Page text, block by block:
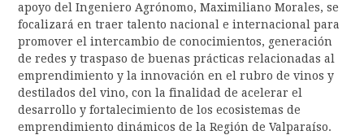
apoyo del Ingeniero Agrónomo, Maximiliano Morales, se
focalizará en traer talento nacional e internacional para
promover el intercambio de conocimientos, generación
de redes y traspaso de buenas prácticas relacionadas al
emprendimiento y la innovación en el rubro de vinos y
destilados del vino, con la finalidad de acelerar el
desarrollo y fortalecimiento de los ecosistemas de
emprendimiento dinámicos de la Región de Valparaíso.